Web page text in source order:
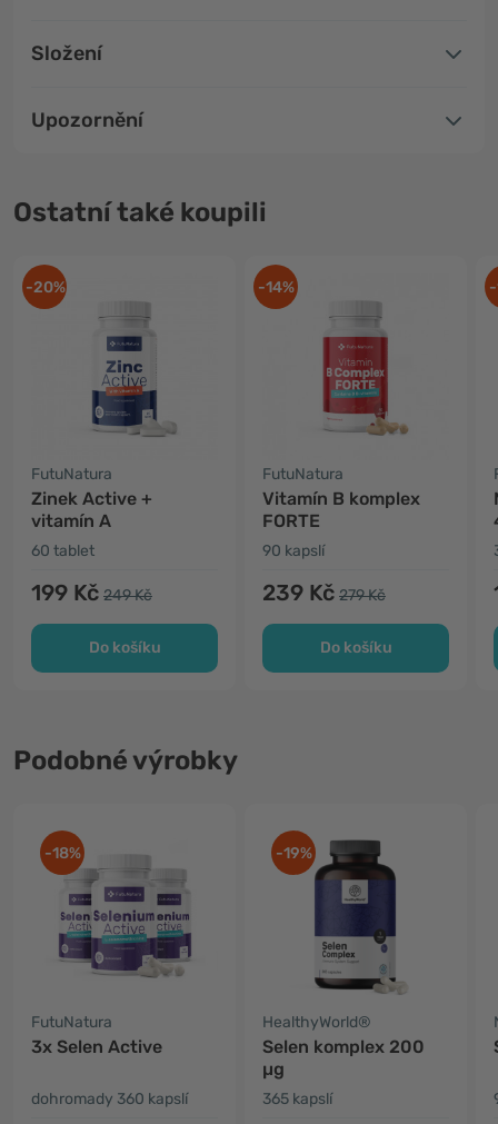
Složení
Upozornění
Ostatní také koupili
-20%
FutuNatura
Zinek Active +
vitamín A
60 tablet
199 Kč 249 Kč
Do košíku
-14%
FutuNatura
Vitamín B komplex
FORTE
90 kapslí
239 Kč 279 Kč
Do košíku
Podobné výrobky
-18%
FutuNatura
3x Selen Active
dohromady 360 kapslí
-19%
HealthyWorld®
Selen komplex 200
µg
365 kapslí